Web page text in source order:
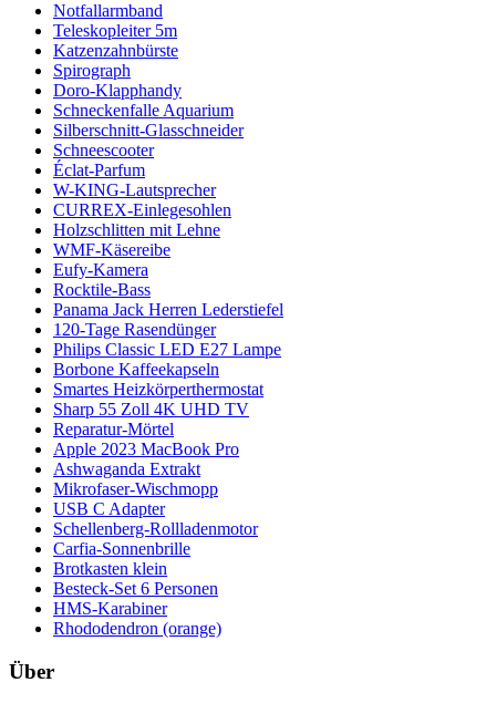
Notfallarmband
Teleskopleiter 5m
Katzenzahnbürste
Spirograph
Doro-Klapphandy
Schneckenfalle Aquarium
Silberschnitt-Glasschneider
Schneescooter
Éclat-Parfum
W-KING-Lautsprecher
CURREX-Einlegesohlen
Holzschlitten mit Lehne
WMF-Käsereibe
Eufy-Kamera
Rocktile-Bass
Panama Jack Herren Lederstiefel
120-Tage Rasendünger
Philips Classic LED E27 Lampe
Borbone Kaffeekapseln
Smartes Heizkörperthermostat
Sharp 55 Zoll 4K UHD TV
Reparatur-Mörtel
Apple 2023 MacBook Pro
Ashwaganda Extrakt
Mikrofaser-Wischmopp
USB C Adapter
Schellenberg-Rollladenmotor
Carfia-Sonnenbrille
Brotkasten klein
Besteck-Set 6 Personen
HMS-Karabiner
Rhododendron (orange)
Über